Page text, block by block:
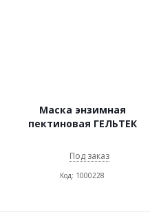
Маска энзимная
пектиновая ГЕЛЬТЕК
Под заказ
Код: 1000228